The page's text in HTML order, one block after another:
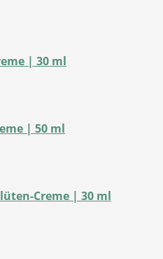
| 30 ml
| 50 ml
Creme | 30 ml